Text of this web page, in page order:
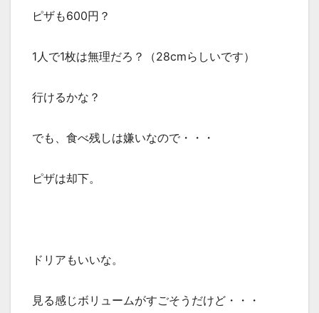
ピザも600円？
1人で1枚は無理だろ？（28cmらしいです）
行けるかな？
でも、食べ残しは嫌いなので・・・
ピザは却下。
ドリアもいいな。
見る感じボリュームがすごそうだけど・・・